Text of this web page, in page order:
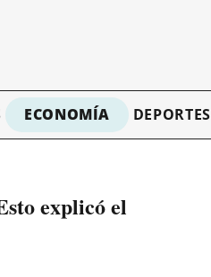
ECONOMÍA DEPORTES
explicó el